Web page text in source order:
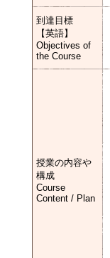
到達目標
【英語】
Objectives of
the Course
授業の内容や
構成
Course
Content / Plan